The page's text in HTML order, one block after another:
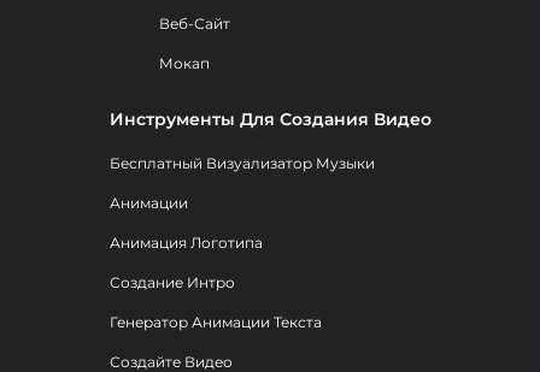
Веб-Сайт
Мокап
Инструменты Для Создания Видео
Бесплатный Визуализатор Музыки
Анимации
Анимация Логотипа
Создание Интро
Генератор Анимации Текста
Создайте Видео